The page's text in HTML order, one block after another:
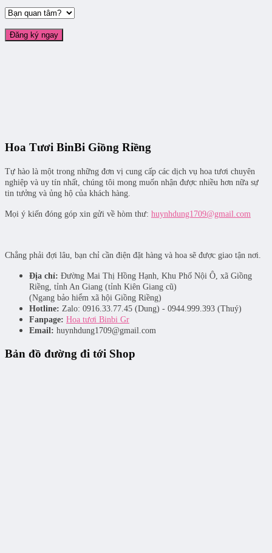
Hoa Tươi BinBi Giồng Riềng
Tự hào là một trong những đơn vị cung cấp các dịch vụ hoa tươi chuyên
nghiệp và uy tín nhất, chúng tôi mong muốn nhận được nhiều hơn nữa sự
tin tưởng và ủng hộ của khách hàng.
Mọi ý kiến đóng góp xin gửi về hòm thư: huynhdung1709@gmail.com
Chẳng phải đợi lâu, bạn chỉ cần điện đặt hàng và hoa sẽ được giao tận nơi.
Địa chỉ: Đường Mai Thị Hồng Hạnh, Khu Phố Nội Ô, xã Giồng
Riềng, tỉnh An Giang (tỉnh Kiên Giang cũ)
(Ngang bảo hiểm xã hội Giồng Riềng)
Hotline: Zalo: 0916.33.77.45 (Dung) - 0944.999.393 (Thuý)
Fanpage: Hoa tươi Binbi Gr
Email: huynhdung1709@gmail.com
Bản đồ đường đi tới Shop